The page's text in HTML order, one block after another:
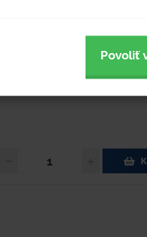
Dostupnosť 3-5
Povoliť